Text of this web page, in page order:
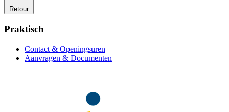
Retour
Praktisch
Contact & Openingsuren
Aanvragen & Documenten